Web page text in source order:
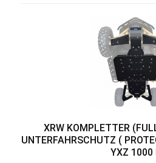
XRW KOMPLETTER
UNTERFAHRSCHUTZ (
YXZ 1000